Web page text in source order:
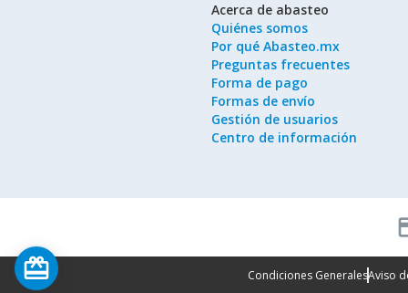
Acerca de abasteo
Quiénes somos
Por qué Abasteo.mx
Preguntas frecuentes
Forma de pago
Formas de envío
Gestión de usuarios
Centro de información
Condiciones GeneralesAviso
card_giftcard